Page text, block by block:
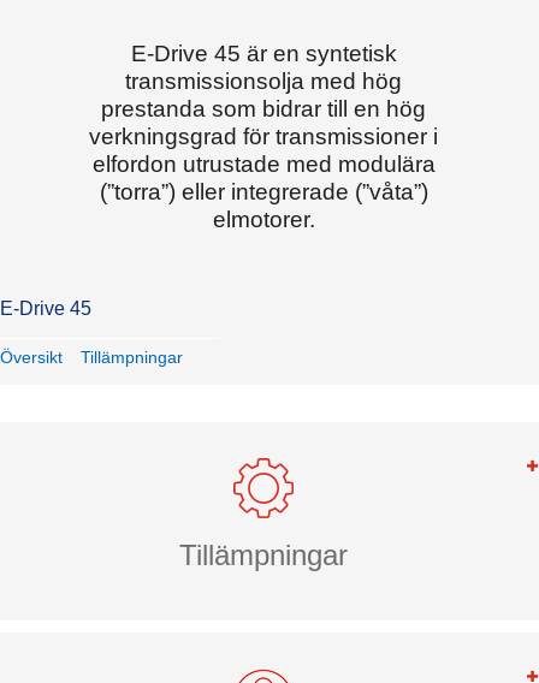
E-Drive 45 är en syntetisk
transmissionsolja med hög
prestanda som bidrar till en hög
verkningsgrad för transmissioner i
elfordon utrustade med modulära
(”torra”) eller integrerade (”våta”)
elmotorer.
E-Drive 45
Översikt Tillämpningar
Tillämpningar